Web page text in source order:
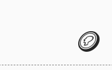
🪙